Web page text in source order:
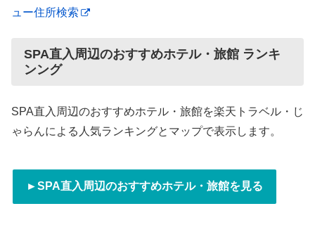
ュー住所検索
SPA直入周辺のおすすめホテル・旅館 ランキ
ンング
SPA直入周辺のおすすめホテル・旅館を楽天トラベル・じ
ゃらんによる人気ランキングとマップで表示します。
►SPA直入周辺のおすすめホテル・旅館を見る